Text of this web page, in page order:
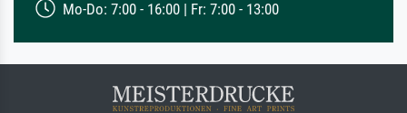
Mo-Do: 7:00 - 16:00 | Fr: 7:00 - 13:00